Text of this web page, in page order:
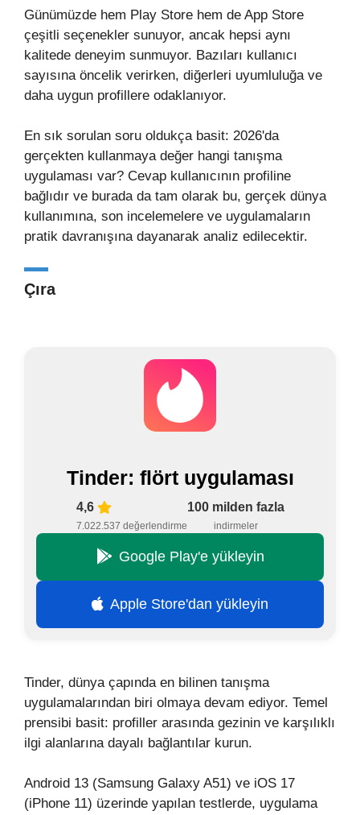
Günümüzde hem Play Store hem de App Store
çeşitli seçenekler sunuyor, ancak hepsi aynı
kalitede deneyim sunmuyor. Bazıları kullanıcı
sayısına öncelik verirken, diğerleri uyumluluğa ve
daha uygun profillere odaklanıyor.
En sık sorulan soru oldukça basit: 2026'da
gerçekten kullanmaya değer hangi tanışma
uygulaması var? Cevap kullanıcının profiline
bağlıdır ve burada da tam olarak bu, gerçek dünya
kullanımına, son incelemelere ve uygulamaların
pratik davranışına dayanarak analiz edilecektir.
Çıra
Tinder: flört uygulaması
4,6
7.022.537 değerlendirme
100 milden fazla
indirmeler
Google Play'e yükleyin
Apple Store'dan yükleyin
Tinder, dünya çapında en bilinen tanışma
uygulamalarından biri olmaya devam ediyor. Temel
prensibi basit: profiller arasında gezinin ve karşılıklı
ilgi alanlarına dayalı bağlantılar kurun.
Android 13 (Samsung Galaxy A51) ve iOS 17
(iPhone 11) üzerinde yapılan testlerde, uygulama